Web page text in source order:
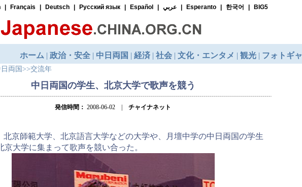
両国 >>交流年
中日両国の学生、北京大学で歌声を競う
発信時間： 2008-06-02 | チャイナネット
北京師範大学、北京語言大学などの大学や、月壇中学の中日両国の学生
京大学に集まって歌声を競い合った。